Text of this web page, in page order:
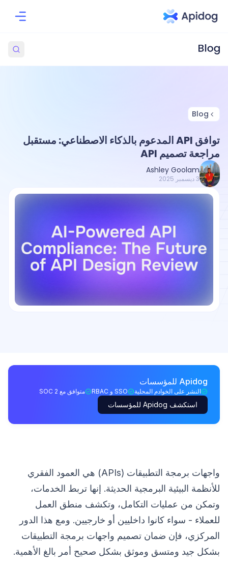
Blog
توافق API المدعوم بالذكاء الاصطناعي: مستقبل
مراجعة تصميم API
Ashley Goolam
3 ديسمبر 2025
Apidog للمؤسسات
النشر على الخوادم المحلية SSO و RBAC متوافق مع SOC 2
استكشف Apidog للمؤسسات
واجهات برمجة التطبيقات (APIs) هي العمود الفقري
للأنظمة البيئية البرمجية الحديثة. إنها تربط الخدمات،
وتمكن من عمليات التكامل، وتكشف منطق العمل
للعملاء - سواء كانوا داخليين أو خارجيين. ومع هذا الدور
المركزي، فإن ضمان تصميم واجهات برمجة التطبيقات
بشكل جيد ومتسق وموثق بشكل صحيح أمر بالغ الأهمية.